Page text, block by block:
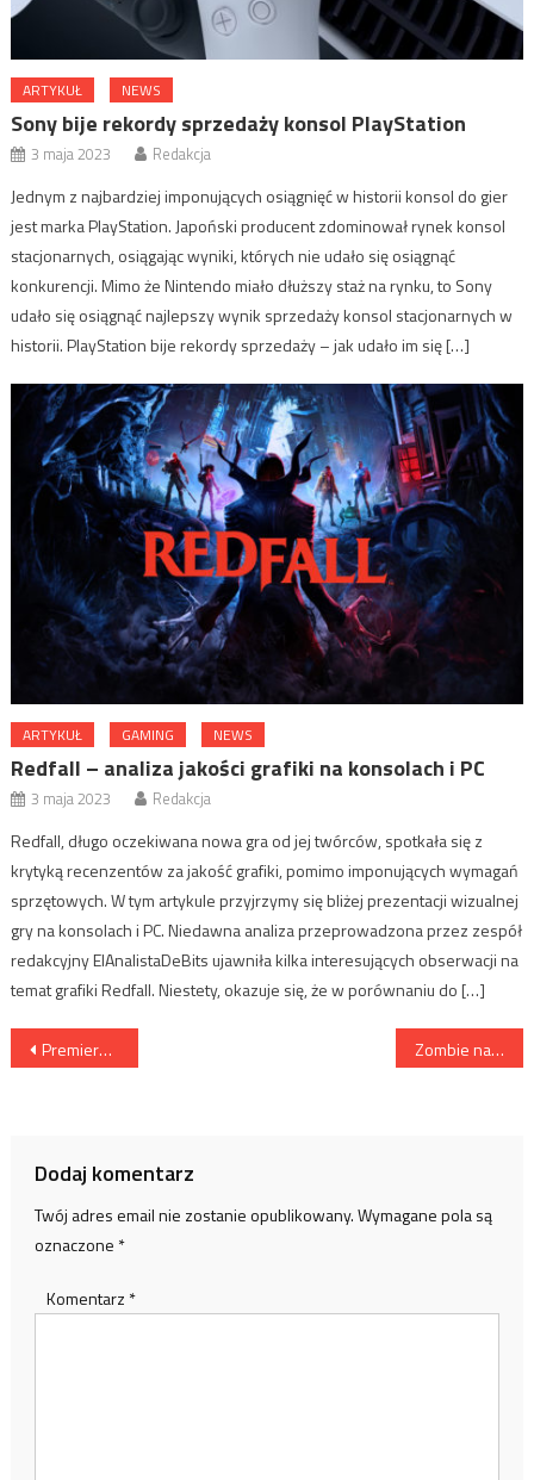
ARTYKUŁ NEWS
Sony bije rekordy sprzedaży konsol PlayStation
3 maja 2023 Redakcja
Jednym z najbardziej imponujących osiągnięć w historii konsol do gier
jest marka PlayStation. Japoński producent zdominował rynek konsol
stacjonarnych, osiągając wyniki, których nie udało się osiągnąć
konkurencji. Mimo że Nintendo miało dłuższy staż na rynku, to Sony
udało się osiągnąć najlepszy wynik sprzedaży konsol stacjonarnych w
historii. PlayStation bije rekordy sprzedaży – jak udało im się […]
ARTYKUŁ GAMING NEWS
Redfall – analiza jakości grafiki na konsolach i PC
3 maja 2023 Redakcja
Redfall, długo oczekiwana nowa gra od jej twórców, spotkała się z
krytyką recenzentów za jakość grafiki, pomimo imponujących wymagań
sprzętowych. W tym artykule przyjrzymy się bliżej prezentacji wizualnej
gry na konsolach i PC. Niedawna analiza przeprowadzona przez zespół
redakcyjny ElAnalistaDeBits ujawniła kilka interesujących obserwacji na
temat grafiki Redfall. Niestety, okazuje się, że w porównaniu do […]
Nawigacja
Premiera nowego HBO Max już niedługo! Zombie nadchodzą: Top 5 najbardziej oczekiwanych produkcji o zombie
Dodaj komentarz
Twój adres email nie zostanie opublikowany.Wymagane pola są
oznaczone *
Komentarz *